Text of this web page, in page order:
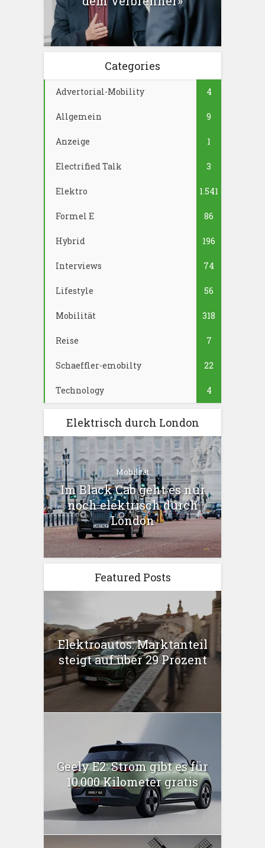
Categories
Advertorial-Mobility 4
Allgemein 9
Anzeige 1
Electrified Talk 3
Elektro 1.541
Formel E 86
Hybrid 196
Interviews 74
Lifestyle 56
Mobilität 318
Reise 7
Schaeffler-emobilty 22
Technology 4
Elektrisch durch London
Mobilität
Im Black Cab geht es nur
noch elektrisch durch
London
Featured Posts
Elektroautos: Marktanteil
steigt auf über 29 Prozent
Geely E2: Strom gibt es für
10.000 Kilometer gratis